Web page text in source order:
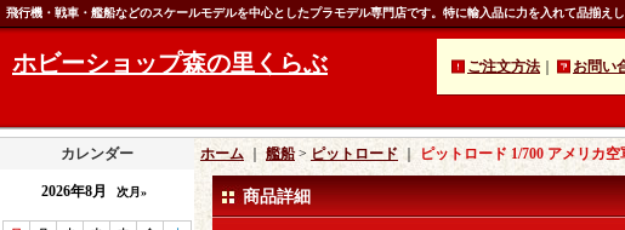
飛行機・戦車・艦船などのスケールモデルを中心としたプラモデル専門店です。特に輸入品に力を入れて品揃えし
ホビーショップ森の里くらぶ ご注文方法 お問い
カレンダー
2026年8月 次月»
ホーム 艦船> ピットロード ｜ ピットロード 1/700 アメリカ
商品詳細